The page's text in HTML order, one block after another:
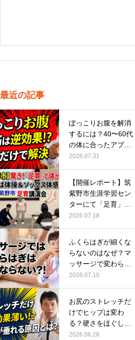
最近の記事
ぽっこりお腹を解消
するには？40〜60代
の体に合ったアプロ
ーチ
2026.07.31
【開催レポート】筑
紫野市生涯学習セン
ターにて「足育」講
演会に登壇し…
2026.07.18
ふくらはぎが細くな
らないのはなぜ？マ
ッサージで変わらな
い根本原因
2026.07.10
お尻のストレッチだ
けでヒップは変わ
る？硬さをほぐして
整える正しい方…
2026.06.26